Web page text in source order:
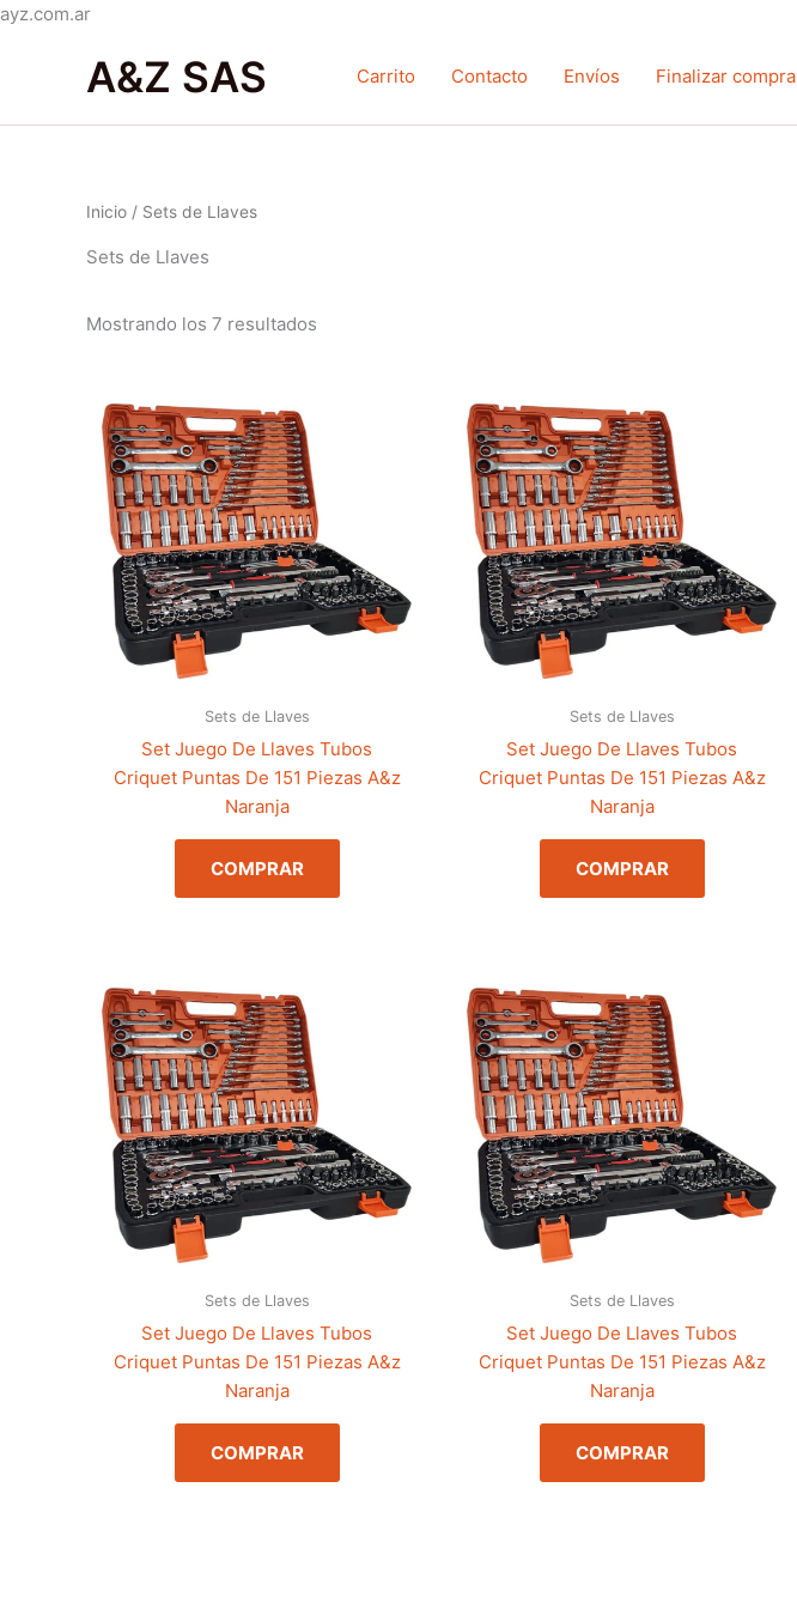
ayz.com.arIr
contenido
A&Z SAS Carrito Contacto Envíos Finalizar compra
Inicio / Sets de Llaves
Sets de Llaves
Mostrando los 7 resultados
popularidad
Sets de Llaves
Set Juego De Llaves Tubos
Criquet Puntas De 151 Piezas A&z
Naranja
COMPRAR
Sets de Llaves
Set Juego De Llaves Tubos
Criquet Puntas De 151 Piezas A&z
Naranja
COMPRAR
Sets de Llaves
Set Juego De Llaves Tubos
Criquet Puntas De 151 Piezas A&z
Naranja
COMPRAR
Sets de Llaves
Set Juego De Llaves Tubos
Criquet Puntas De 151 Piezas A&z
Naranja
COMPRAR